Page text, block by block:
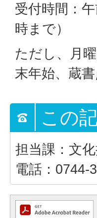
受付時間：
時まで）
ただし、月
末年始、蔵書
この
担当課：文
電話：0744-